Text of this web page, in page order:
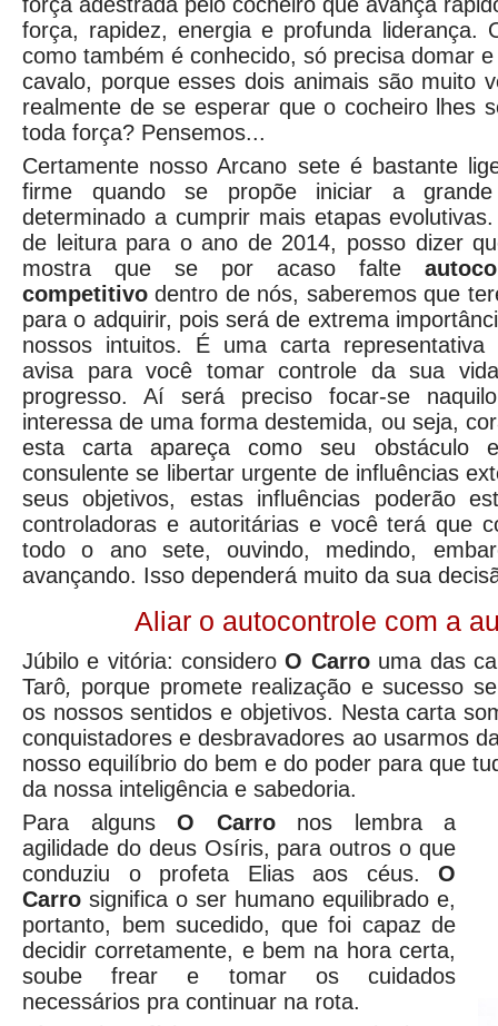
força, rapidez, energia e profunda liderança.
como também é conhecido, só precisa domar
cavalo, porque esses dois animais são muito
realmente de se esperar que o cocheiro lhes
toda força? Pensemos...
Certamente nosso Arcano sete é bastante
firme quando se propõe iniciar a
determinado a cumprir mais etapas
de leitura para o ano de 2014, posso dizer
mostra que se por acaso falte
competitivo dentro de nós, saberemos que
para o adquirir, pois será de extrema
nossos intuitos. É uma carta representativa
avisa para você tomar controle da sua
progresso. Aí será preciso focar-se
interessa de uma forma destemida, ou seja,
esta carta apareça como seu obstáculo
consulente se libertar urgente de influências
seus objetivos, estas influências poderão
controladoras e autoritárias e você terá que
todo o ano sete, ouvindo, medindo,
avançando. Isso dependerá muito da sua
Aliar o autocontrole com a
Júbilo e vitória: consideroO Carrouma das
Tarô, porque promete realização e sucesso
os nossos sentidos e objetivos. Nesta carta
conquistadores e desbravadores ao usarmos
nosso equilíbrio do bem e do poder para que
da nossa inteligência e sabedoria.
Para alguns O Carronos lembra a
agilidade do deus Osíris, para outros o que
conduziu o profeta Elias aos céus. O
Carro significa o ser humano equilibrado e,
portanto, bem sucedido, que foi capaz de
decidir corretamente, e bem na hora certa,
soube frear e tomar os cuidados
necessários pra continuar na rota.